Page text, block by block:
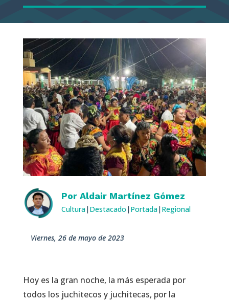
Por Aldair Martínez Gómez
Cultura| Destacado | Portada| Regional
viernes, 26 de mayo de 2023
Hoy es la gran noche, la más esperada por
todos los juchitecos y juchitecas, por la